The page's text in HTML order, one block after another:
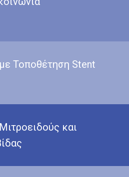
Τοποθέτηση Stent
και